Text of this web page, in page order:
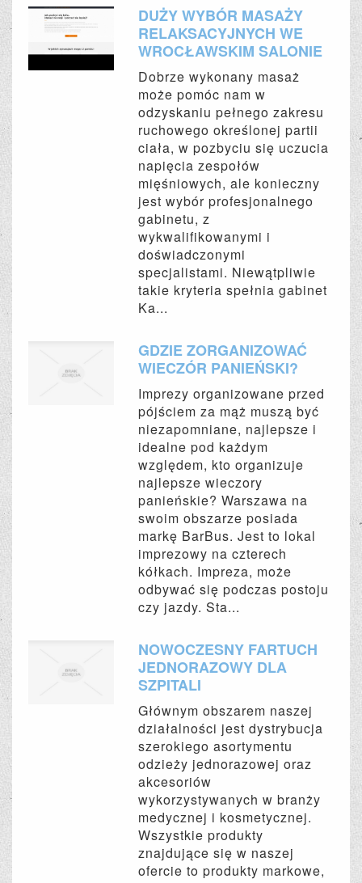
DUŻY WYBÓR MASAŻY
RELAKSACYJNYCH WE
WROCŁAWSKIM SALONIE
Dobrze wykonany masaż
może pomóc nam w
odzyskaniu pełnego zakresu
ruchowego określonej partii
ciała, w pozbyciu się uczucia
napięcia zespołów
mięśniowych, ale konieczny
jest wybór profesjonalnego
gabinetu, z
wykwalifikowanymi i
doświadczonymi
specjalistami. Niewątpliwie
takie kryteria spełnia gabinet
Ka...
GDZIE ZORGANIZOWAĆ
WIECZÓR PANIEŃSKI?
Imprezy organizowane przed
pójściem za mąż muszą być
niezapomniane, najlepsze i
idealne pod każdym
względem, kto organizuje
najlepsze wieczory
panieńskie? Warszawa na
swoim obszarze posiada
markę BarBus. Jest to lokal
imprezowy na czterech
kółkach. Impreza, może
odbywać się podczas postoju
czy jazdy. Sta...
NOWOCZESNY FARTUCH
JEDNORAZOWY DLA
SZPITALI
Głównym obszarem naszej
działalności jest dystrybucja
szerokiego asortymentu
odzieży jednorazowej oraz
akcesoriów
wykorzystywanych w branży
medycznej i kosmetycznej.
Wszystkie produkty
znajdujące się w naszej
ofercie to produkty markowe,